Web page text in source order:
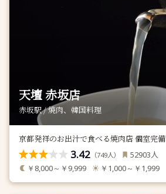
天壇 赤坂店
赤坂駅 / 焼肉、韓国料理
京都発祥のお出汁で食べる焼肉店 個室完備
3.42 （749人） 52903人
￥8,000～￥9,999 ￥1,000～￥1,999